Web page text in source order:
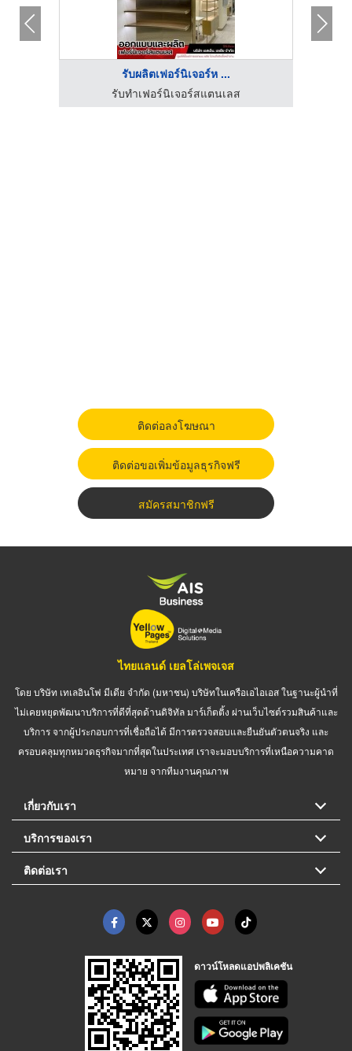
รับผลิตเฟอร์นิเจอร์ห ...
รับทําเฟอร์นิเจอร์สแตนเลส
ติดต่อลงโฆษณา
ติดต่อขอเพิ่มข้อมูลธุรกิจฟรี
สมัครสมาชิกฟรี
ไทยแลนด์ เยลโล่เพจเจส
โดย บริษัท เทเลอินโฟ มีเดีย จำกัด (มหาชน) บริษัทในเครือเอไอเอส ในฐานะผู้นำที่
ไม่เคยหยุดพัฒนาบริการที่ดีที่สุดด้านดิจิทัล มาร์เก็ตติ้ง ผ่านเว็บไซต์รวมสินค้าและ
บริการ จากผู้ประกอบการที่เชื่อถือได้ มีการตรวจสอบและยืนยันตัวตนจริง และ
ครอบคลุมทุกหมวดธุรกิจมากที่สุดในประเทศ เราจะมอบบริการที่เหนือความคาด
หมาย จากทีมงานคุณภาพ
เกี่ยวกับเรา
บริการของเรา
ติดต่อเรา
ดาวน์โหลดแอปพลิเคชัน